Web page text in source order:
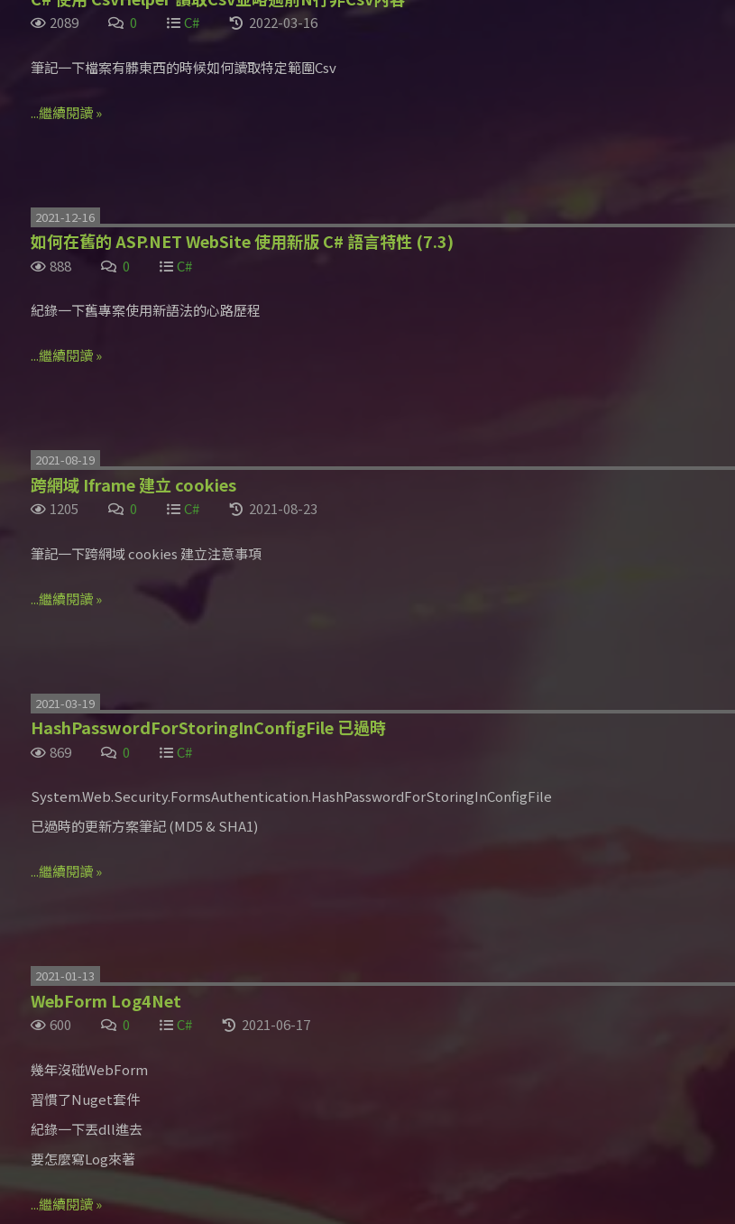
2089 0 C# 2022-03-16
筆記一下檔案有髒東西的時候如何讀取特定範圍Csv
...繼續閱讀 »
2021-12-16
如何在舊的 ASP.NET WebSite 使用新版 C# 語言特性 (7.3)
888 0 C#
紀錄一下舊專案使用新語法的心路歷程
...繼續閱讀 »
2021-08-19
跨網域 Iframe 建立 cookies
1205 0 C# 2021-08-23
筆記一下跨網域 cookies 建立注意事項
...繼續閱讀 »
2021-03-19
HashPasswordForStoringInConfigFile 已過時
869 0 C#
System.Web.Security.FormsAuthentication.HashPasswordForStoringInConfigFile
已過時的更新方案筆記 (MD5 & SHA1)
...繼續閱讀 »
2021-01-13
WebForm Log4Net
600 0 C# 2021-06-17
幾年沒碰WebForm
習慣了Nuget套件
紀錄一下丟dll進去
要怎麼寫Log來著
...繼續閱讀 »